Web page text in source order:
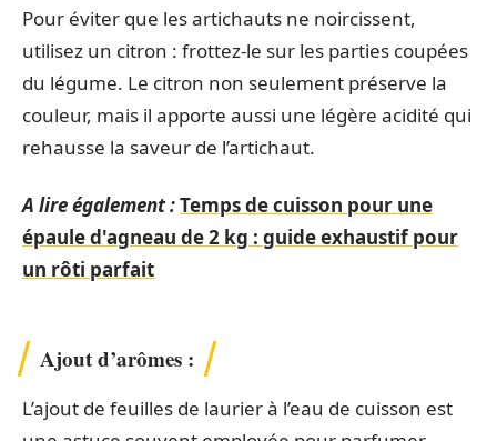
Pour éviter que les artichauts ne noircissent,
utilisez un citron : frottez-le sur les parties coupées
du légume. Le citron non seulement préserve la
couleur, mais il apporte aussi une légère acidité qui
rehausse la saveur de l’artichaut.
A lire également :Temps de cuisson pour une
épaule d'agneau de 2 kg : guide exhaustif pour
un rôti parfait
Ajout d’arômes :
L’ajout de feuilles de laurier à l’eau de cuisson est